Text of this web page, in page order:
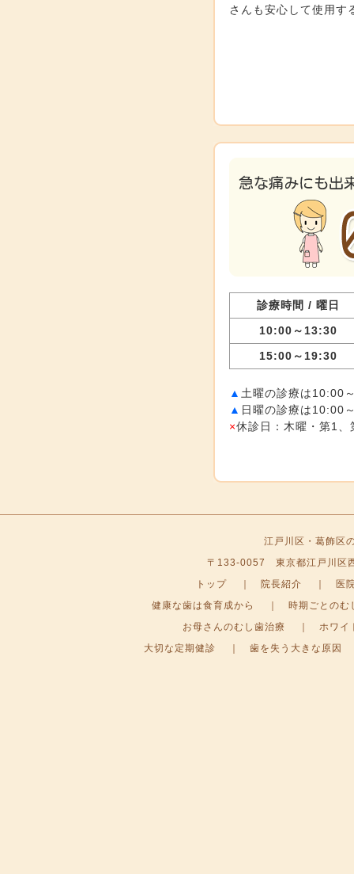
さんも安心して使用す
診療時間 / 曜日
10:00～13:30
15:00～19:30
▲ 土曜の診療は10:00
▲ 日曜の診療は10:00
×休診日：木曜・第1
江戸川区・葛飾区
〒133-0057 東京都江戸川
トップ
院長紹介
医
健康な歯は食育成から
時期ごとのむ
お母さんのむし歯治療
ホワイ
大切な定期健診
歯を失う大きな原因